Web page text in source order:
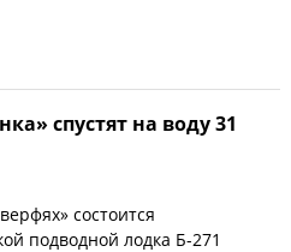
спустят на воду 31
состоится
подводной лодка Б-271